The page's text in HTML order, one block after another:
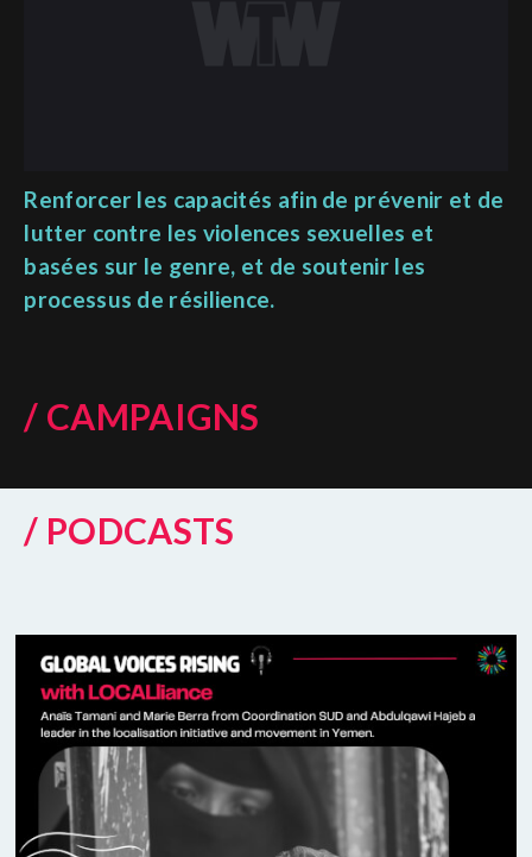
Renforcer les capacités afin de prévenir et de
lutter contre les violences sexuelles et
basées sur le genre, et de soutenir les
processus de résilience.
/ CAMPAIGNS
/ PODCASTS